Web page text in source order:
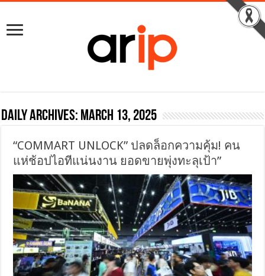
Daily Archives: March 13, 2025
“COMMART UNLOCK” ปลดล็อกความคุ้ม! คน
แห่ช้อปไอทีแน่นงาน ยอดขายพุ่งทะลุเป้า”